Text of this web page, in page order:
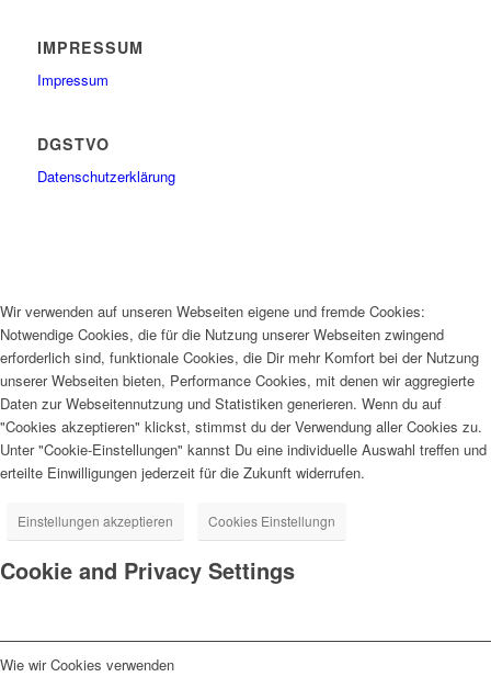
IMPRESSUM
Impressum
DGSTVO
Datenschutzerklärung
Wir verwenden auf unseren Webseiten eigene und fremde Cookies:
Notwendige Cookies, die für die Nutzung unserer Webseiten zwingend
erforderlich sind, funktionale Cookies, die Dir mehr Komfort bei der Nutzung
unserer Webseiten bieten, Performance Cookies, mit denen wir aggregierte
Daten zur Webseitennutzung und Statistiken generieren. Wenn du auf
"Cookies akzeptieren" klickst, stimmst du der Verwendung aller Cookies zu.
Unter "Cookie-Einstellungen" kannst Du eine individuelle Auswahl treffen und
erteilte Einwilligungen jederzeit für die Zukunft widerrufen.
Einstellungen akzeptieren Cookies Einstellungn
Cookie and Privacy Settings
Wie wir Cookies verwenden